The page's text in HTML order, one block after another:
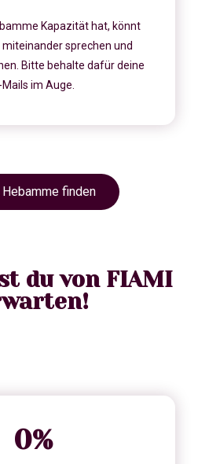
Kapazität hat, könnt
sprechen und
Bitte behalte dafür deine
Mails im Auge.
finden
du von FIAMI
0%